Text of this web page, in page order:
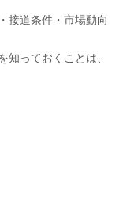
接道条件・市場動向
知っておくことは、